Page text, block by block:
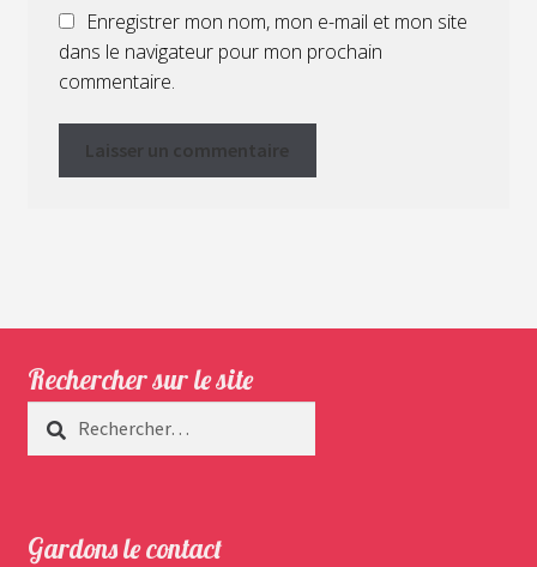
Enregistrer mon nom, mon e-mail et mon site
dans le navigateur pour mon prochain
commentaire.
Rechercher sur le site
Rechercher :
Gardons le contact